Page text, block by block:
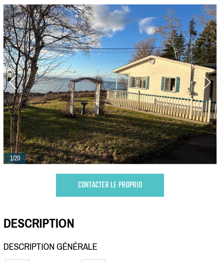
1/20
CONTACTER LE PROPRIO
DESCRIPTION
DESCRIPTION GÉNÉRALE